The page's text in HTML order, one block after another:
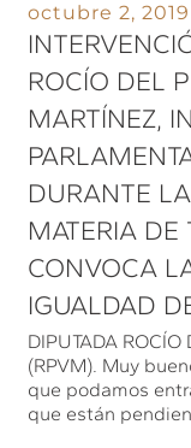
octubre 2, 2019
ROCÍO DEL
MARTÍNEZ,
DURANTE
MATERIA DE
CONVOCA
IGUALDAD
DIPUTADA ROCÍO
(RPVM). Muy
que podamos
que están